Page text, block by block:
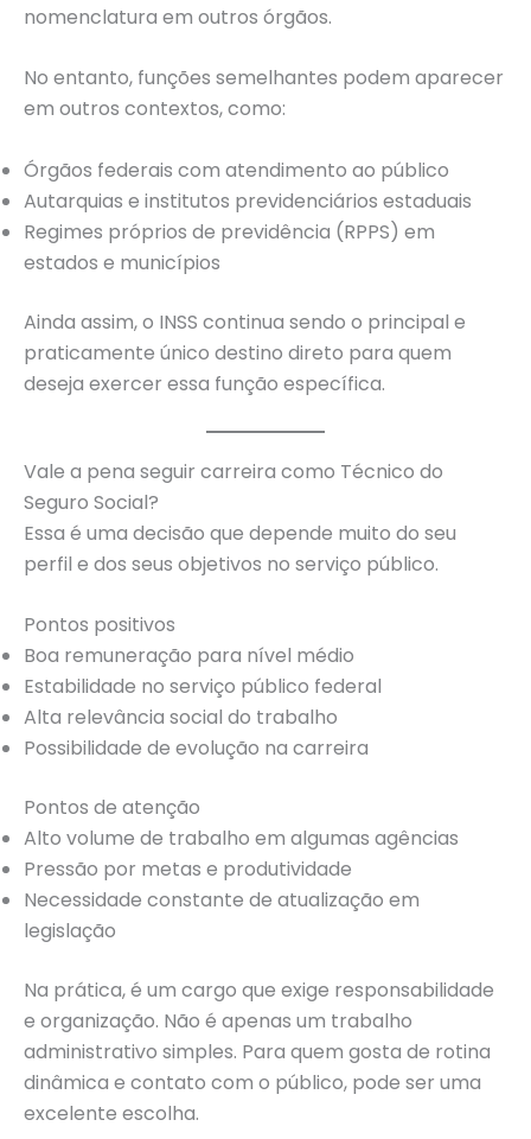
nomenclatura em outros órgãos.
No entanto, funções semelhantes podem aparecer
em outros contextos, como:
Órgãos federais com atendimento ao público
Autarquias e institutos previdenciários estaduais
Regimes próprios de previdência (RPPS) em
estados e municípios
Ainda assim, o INSS continua sendo o principal e
praticamente único destino direto para quem
deseja exercer essa função específica.
Vale a pena seguir carreira como Técnico do
Seguro Social?
Essa é uma decisão que depende muito do seu
perfil e dos seus objetivos no serviço público.
Pontos positivos
Boa remuneração para nível médio
Estabilidade no serviço público federal
Alta relevância social do trabalho
Possibilidade de evolução na carreira
Pontos de atenção
Alto volume de trabalho em algumas agências
Pressão por metas e produtividade
Necessidade constante de atualização em
legislação
Na prática, é um cargo que exige responsabilidade
e organização. Não é apenas um trabalho
administrativo simples. Para quem gosta de rotina
dinâmica e contato com o público, pode ser uma
excelente escolha.